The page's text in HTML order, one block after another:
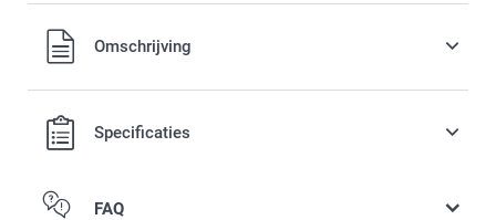
Alle prijzen zijn in EURO (€) inclusief BTW en exclusief
verzendkosten.Omschrijving
Specificaties
FAQ